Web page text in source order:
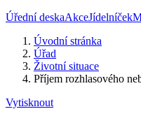
Úřední deskaAkceJídelníček
Úvodní stránka
Úřad
Životní situace
Příjem rozhlasového
Vytisknout